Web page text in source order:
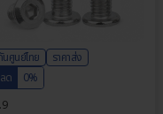
นศูนย์ไทย
ราคาส่ง
ด
0%